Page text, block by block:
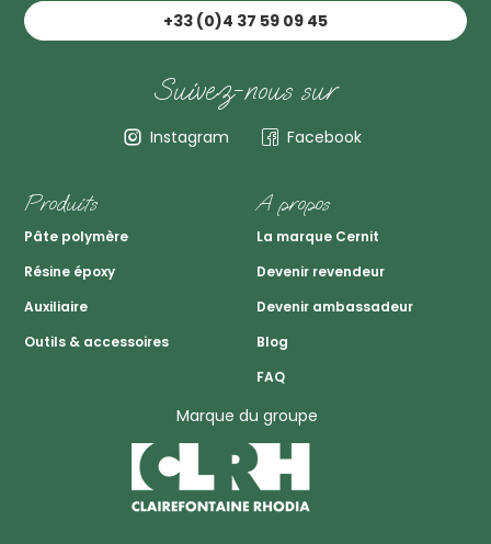
+33 (0)4 37 59 09 45
Suivez-nous sur
Instagram Facebook
Produits
Pâte polymère
Résine époxy
Auxiliaire
Outils & accessoires
A propos
La marque Cernit
Devenir revendeur
Devenir ambassadeur
Blog
FAQ
Marque du groupe